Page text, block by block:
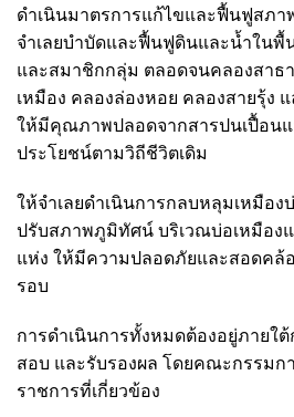
ดำเนินมาตรการแก้ไขและฟื้นฟูสภา
จำเลยบำบัดและฟื้นฟูดินและน้ำในพื้
และสมาชิกกลุ่ม ตลอดจนคลองสาธ
เหมือง คลองล่องหอย คลองสายรุ้ง
ให้มีคุณภาพปลอดจากสารปนเปื้อนแ
ประโยชน์ตามวิถีชีวิตเดิม
ให้จำเลยดำเนินการกลบหลุมเหมือง
ปรับสภาพภูมิทัศน์ บริเวณบ่อเหมือง
แห่ง ให้มีความปลอดภัยและสอดคล้
รอบ
การดำเนินการทั้งหมดต้องอยู่ภายใ
สอบ และรับรองผล โดยคณะกรรมก
ราชการที่เกี่ยวข้อง